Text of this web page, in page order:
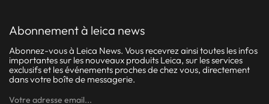
abonnement à leica news
Abonnez-vous à Leica News. Vous recevrez ainsi toutes les infos
importantes sur les nouveaux produits Leica, sur les services
exclusifs et les événements proches de chez vous, directement
dans votre boîte de messagerie.